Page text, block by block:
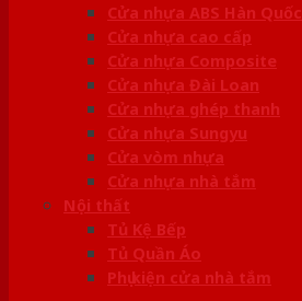
Cửa nhựa ABS Hàn Quốc
Cửa nhựa cao cấp
Cửa nhựa Composite
Cửa nhựa Đài Loan
Cửa nhựa ghép thanh
Cửa nhựa Sungyu
Cửa vòm nhựa
Cửa nhựa nhà tắm
Nội thất
Tủ Kệ Bếp
Tủ Quần Áo
Phụ kiện cửa nhà tắm